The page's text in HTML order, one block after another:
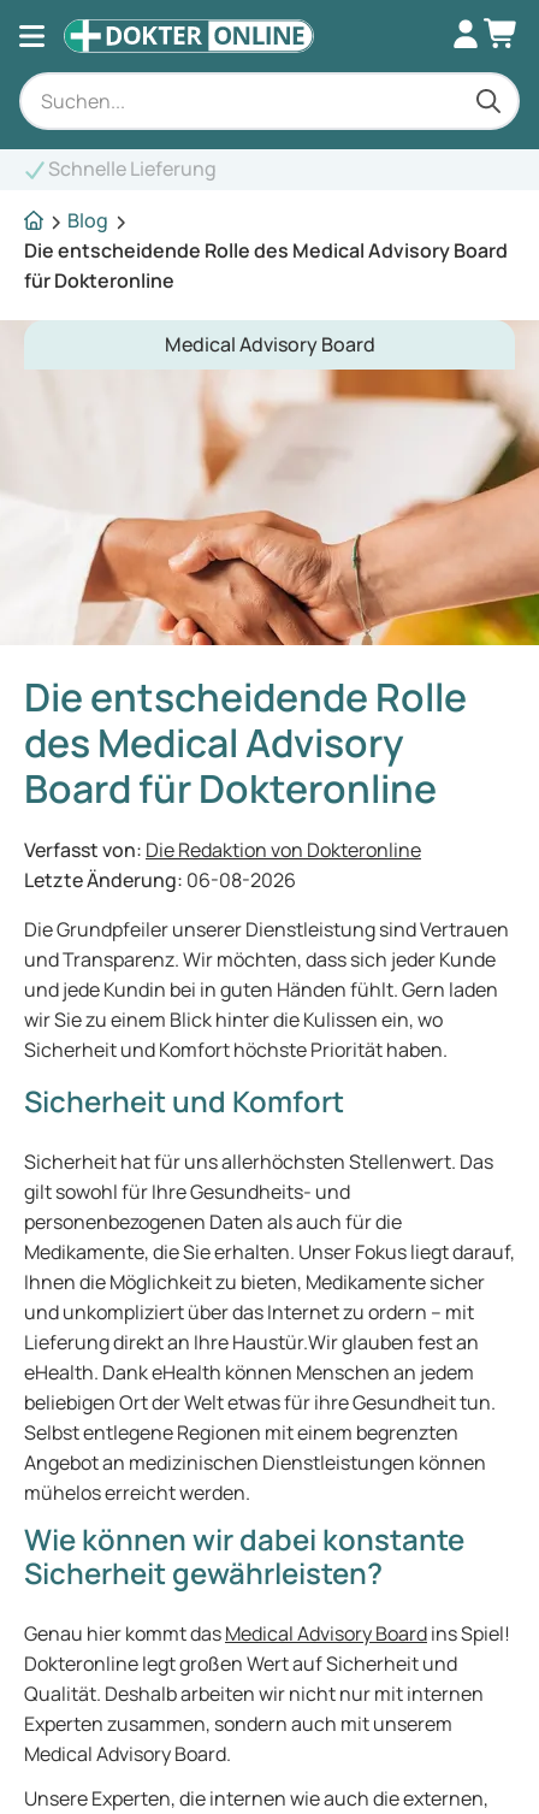
Blog
Die entscheidende Rolle des Medical Advisory Board
für Dokteronline
Medical Advisory Board
Die entscheidende Rolle
des Medical Advisory
Board für Dokteronline
Verfasst von: Die Redaktion von Dokteronline
Letzte Änderung: 06-08-2026
Die Grundpfeiler unserer Dienstleistung sind Vertrauen
und Transparenz. Wir möchten, dass sich jeder Kunde
und jede Kundin bei in guten Händen fühlt. Gern laden
wir Sie zu einem Blick hinter die Kulissen ein, wo
Sicherheit und Komfort höchste Priorität haben.
Sicherheit und Komfort
Sicherheit hat für uns allerhöchsten Stellenwert. Das
gilt sowohl für Ihre Gesundheits- und
personenbezogenen Daten als auch für die
Medikamente, die Sie erhalten. Unser Fokus liegt darauf,
Ihnen die Möglichkeit zu bieten, Medikamente sicher
und unkompliziert über das Internet zu ordern – mit
Lieferung direkt an Ihre Haustür.Wir glauben fest an
eHealth. Dank eHealth können Menschen an jedem
beliebigen Ort der Welt etwas für ihre Gesundheit tun.
Selbst entlegene Regionen mit einem begrenzten
Angebot an medizinischen Dienstleistungen können
mühelos erreicht werden.
Wie können wir dabei konstante
Sicherheit gewährleisten?
Genau hier kommt dasMedical Advisory Boardins Spiel!
Dokteronline legt großen Wert auf Sicherheit und
Qualität. Deshalb arbeiten wir nicht nur mit internen
Experten zusammen, sondern auch mit unserem
Medical Advisory Board.
Unsere Experten, die internen wie auch die externen,